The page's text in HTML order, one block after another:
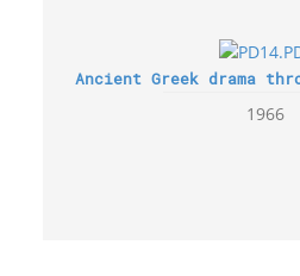
Ancient Greek drama
1966